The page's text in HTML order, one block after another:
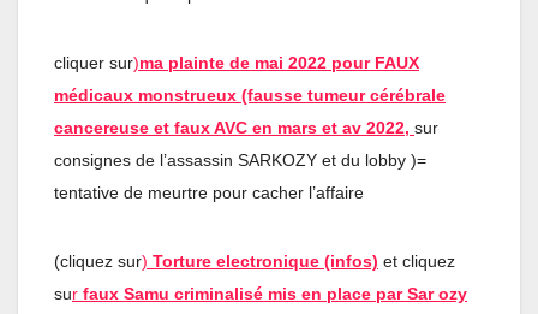
cliquer sur)ma plainte de mai 2022 pour FAUX
médicaux monstrueux (fausse tumeur cérébrale
cancereuse et faux AVC en mars et av 2022, sur
consignes de l’assassin SARKOZY et du lobby )=
tentative de meurtre pour cacher l’affaire
(cliquez sur) Torture electronique (infos) et cliquez
sur faux Samu criminalisé mis en place par Sar ozy